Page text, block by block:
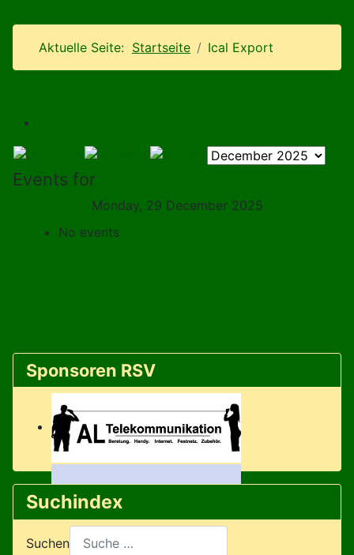
Aktuelle Seite: Startseite Ical Export
Events for
Monday, 29 December 2025
No events
Sponsoren RSV
Suchindex
Suchen